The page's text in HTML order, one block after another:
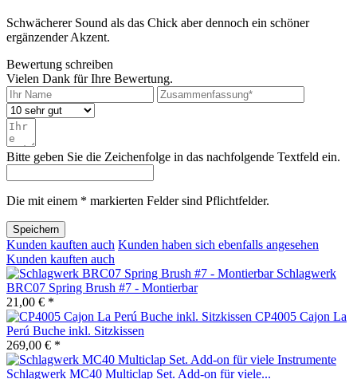
Schwächerer Sound als das Chick aber dennoch ein schöner
ergänzender Akzent.
Bewertung schreiben
Vielen Dank für Ihre Bewertung.
Bitte geben Sie die Zeichenfolge in das nachfolgende Textfeld ein.
Die mit einem * markierten Felder sind Pflichtfelder.
Speichern
Kunden kauften auch Kunden haben sich ebenfalls angesehen
Kunden kauften auch
Schlagwerk
BRC07 Spring Brush #7 - Montierbar
21,00 € *
CP4005 Cajon La
Perú Buche inkl. Sitzkissen
269,00 € *
Schlagwerk MC40 Multiclap Set. Add-on für viele...